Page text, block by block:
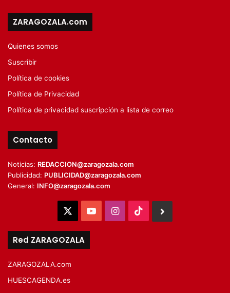
ZARAGOZALA.com
Quienes somos
Suscribir
Política de cookies
Política de Privacidad
Política de privacidad suscripción a lista de correo
Contacto
Noticias: REDACCION@zaragozala.com
Publicidad: PUBLICIDAD@zaragozala.com
General: INFO@zaragozala.com
YouTubeInstagram
TikTok
Red ZARAGOZALA
ZARAGOZALA.com
HUESCAGENDA.es